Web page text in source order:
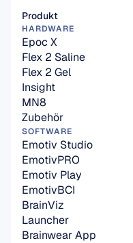
Produkt
HARDWARE
Epoc X
Flex 2 Saline
Flex 2 Gel
Insight
MN8
Zubehör
SOFTWARE
Emotiv Studio
EmotivPRO
Emotiv Play
EmotivBCI
BrainViz
Launcher
Brainwear App